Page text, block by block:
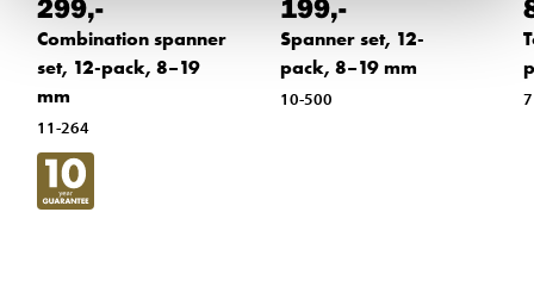
299,-
Combination spanner
set, 12-pack, 8–19
mm
11-264
199,-
Spanner set, 12-
pack, 8–19 mm
10-500